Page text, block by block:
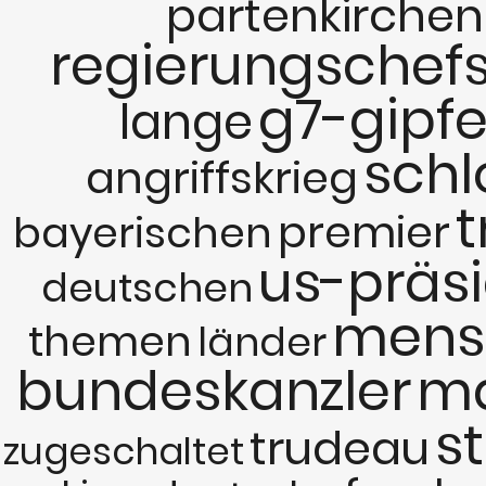
partenkirchen
langeg7-
angriffskrieg
bayerischen premier
deutschenus-
themen länder
bundeskanzler
zugeschaltettrudeau